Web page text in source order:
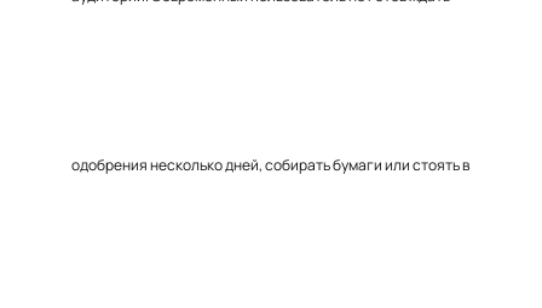
одобрения несколько дней, собирать бумаги или стоять в